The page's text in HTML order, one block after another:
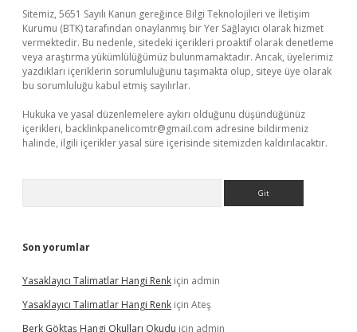
Sitemiz, 5651 Sayılı Kanun gereğince Bilgi Teknolojileri ve İletişim
Kurumu (BTK) tarafından onaylanmış bir Yer Sağlayıcı olarak hizmet
vermektedir. Bu nedenle, sitedeki içerikleri proaktif olarak denetleme
veya araştırma yükümlülüğümüz bulunmamaktadır. Ancak, üyelerimiz
yazdıkları içeriklerin sorumluluğunu taşımakta olup, siteye üye olarak
bu sorumluluğu kabul etmiş sayılırlar.
Hukuka ve yasal düzenlemelere aykırı olduğunu düşündüğünüz
içerikleri, backlinkpanelicomtr@gmail.com adresine bildirmeniz
halinde, ilgili içerikler yasal süre içerisinde sitemizden kaldırılacaktır.
Son yorumlar
Yasaklayıcı Talimatlar Hangi Renk için admin
Yasaklayıcı Talimatlar Hangi Renk için Ateş
Berk Göktaş Hangi Okulları Okudu için admin